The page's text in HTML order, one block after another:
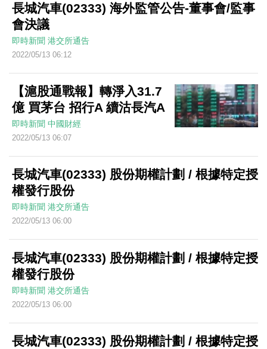
長城汽車(02333) 海外監管公告-董事會/監事
會決議
即時新聞 港交所通告
2022/05/13 06:12
【滬股通戰報】轉淨入31.7
億 買茅台 招行A 續沽長汽A
即時新聞 中國財經
2022/05/13 06:07
長城汽車(02333) 股份期權計劃 / 根據特定授
權發行股份
即時新聞 港交所通告
2022/05/13 06:00
長城汽車(02333) 股份期權計劃 / 根據特定授
權發行股份
即時新聞 港交所通告
2022/05/13 06:00
長城汽車(02333) 股份期權計劃 / 根據特定授